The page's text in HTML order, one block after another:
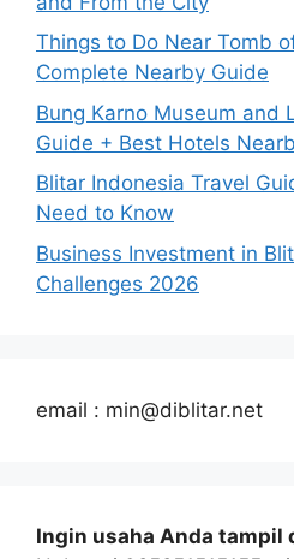
Things to Do Near Tomb
Complete Nearby Guide
Bung Karno Museum and
Guide + Best Hotels
Blitar Indonesia Travel
Need to Know
Business Investment in
Challenges 2026
email : min@diblitar.net
Ingin usaha Anda tampil